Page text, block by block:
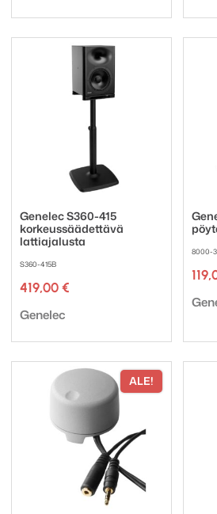
Genelec S360-415
korkeussäädettävä
lattiajalusta
S360-415B
419,00 €
Tuotemerkki:
Genelec
8000-
ALE!